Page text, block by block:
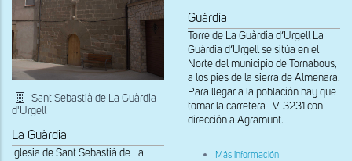
Sant Sebastià de La Guàrdia
d'Urgell
La Guàrdia
Iglesia de Sant Sebastià de La
Guàrdia
Torre de La Guàrdia d’Urgell La
Guàrdia d’Urgell se sitúa en el
Norte del municipio de Tornabous,
a los pies de la sierra de Almenara.
Para llegar a la población hay que
tomar la carretera LV-3231 con
dirección a Agramunt.
Más información